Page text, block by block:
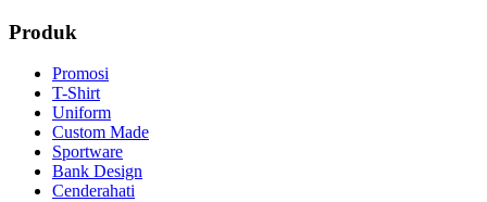
Produk
Promosi
T-Shirt
Uniform
Custom Made
Sportware
Bank Design
Cenderahati